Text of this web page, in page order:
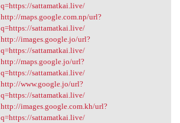
q=https://sattamatkai.live/
http://maps.google.com.np/url?
q=https://sattamatkai.live/
http://images.google.jo/url?
q=https://sattamatkai.live/
http://maps.google.jo/url?
q=https://sattamatkai.live/
http://www.google.jo/url?
q=https://sattamatkai.live/
http://images.google.com.kh/url?
q=https://sattamatkai.live/